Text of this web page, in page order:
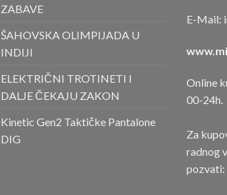
ZABAVE
ŠAHOVSKA OLIMPIJADA U
INDIJI
ELEKTRIČNI TROTINETI I
DALJE ČEKAJU ZAKON
Kinetic Gen2 Taktičke Pantalone
DIG
E-Mail:
Online
00-24h.
Za
radnog
pozvati: